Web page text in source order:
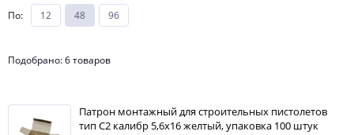
По: 12 48 96
Подобрано: 6 товаров
Патрон монтажный для строительных пистолетов
тип С2 калибр 5,6х16 желтый, упаковка 100 штук